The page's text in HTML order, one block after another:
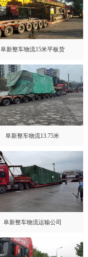
阜新整车物流15米平板货
阜新整车物流13.75米
阜新整车物流运输公司